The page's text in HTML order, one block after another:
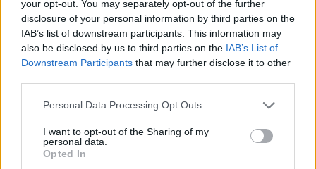
your opt-out. You may separately opt-out of the further
disclosure of your personal information by third parties on the
IAB’s list of downstream participants. This information may
also be disclosed by us to third parties on the IAB’s List of
Downstream Participants that may further disclose it to other
Please note that this website/app uses one or more Google
not limited to your visit or usage behaviour. You may click to
grant or deny consent to Google and its third-party tags to
use your data for below specified purposes in below Google
Personal Data Processing Opt Outs
I want to opt-out of the Sharing of my
personal data.
Opted In
το εκλογικό αποτέλεσμα η«Frankfurter
Allgemeine Zeitung».Ο Γάλλος Πρόεδρος «είναι
πλέον αναγκασμένος να δείξει μεγαλύτερη
Βουλή υπόσχονται πλέον μια έντονη συζήτηση,
αλλά και μια καθυστερημένη αναβίωση της
κοινοβουλευτικής παράδοσης στη Γαλλία», τονίζει